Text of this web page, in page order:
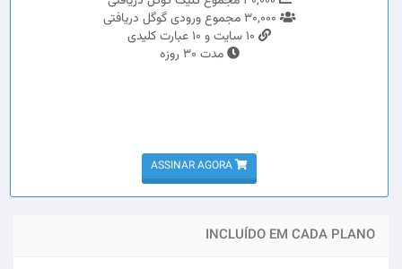
مدت 30 روزه
ASSINAR AGORA
INCLUÍDO EM CADA PLANO